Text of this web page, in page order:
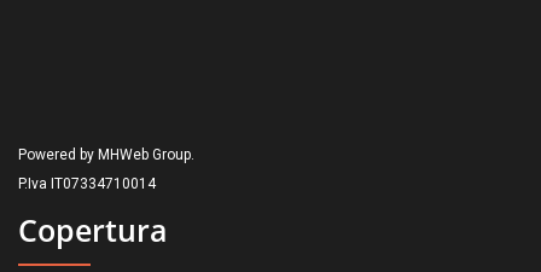
Powered by MHWeb Group.
P.Iva IT07334710014
Copertura